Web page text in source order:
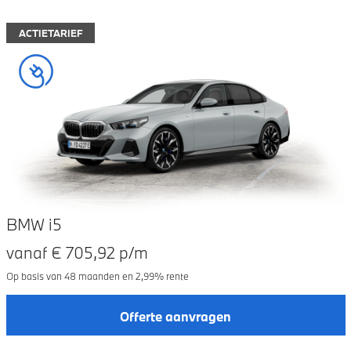
ACTIETARIEF
BMW i5
vanaf € 705,92 p/m
Op basis van 48maanden en 2,99% rente
Offerte aanvragen